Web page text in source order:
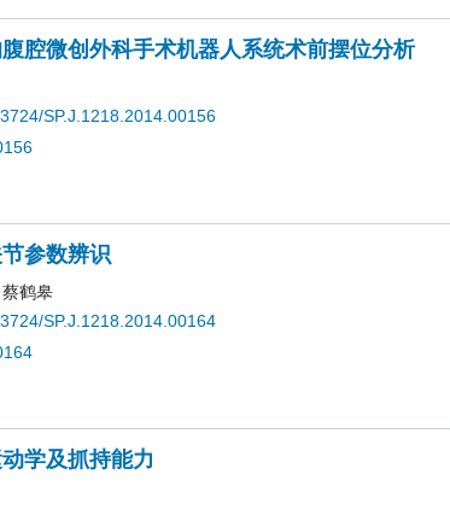
腔微创外科手术机器人系统术前摆位分析
SP.J.1218.2014.00156
参数辨识
蔡鹤皋
SP.J.1218.2014.00164
学及抓持能力